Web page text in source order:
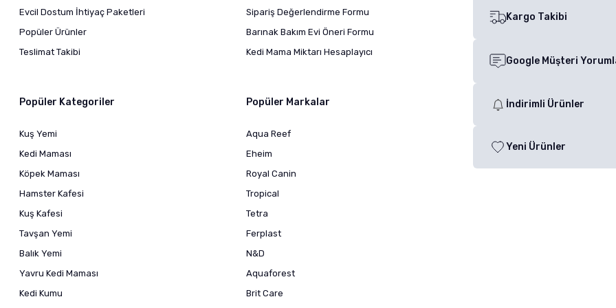
Evcil Dostum İhtiyaç Paketleri
Popüler Ürünler
Teslimat Takibi
Sipariş Değerlendirme Formu
Barınak Bakım Evi Öneri Formu
Kedi Mama Miktarı Hesaplayıcı
Popüler Kategoriler
Kuş Yemi
Kedi Maması
Köpek Maması
Hamster Kafesi
Kuş Kafesi
Tavşan Yemi
Balık Yemi
Yavru Kedi Maması
Kedi Kumu
Popüler Markalar
Aqua Reef
Eheim
Royal Canin
Tropical
Tetra
Ferplast
N&D
Aquaforest
Brit Care
Kargo Takibi
Google Müşteri
İndirimli Ürünler
Yeni Ürünler